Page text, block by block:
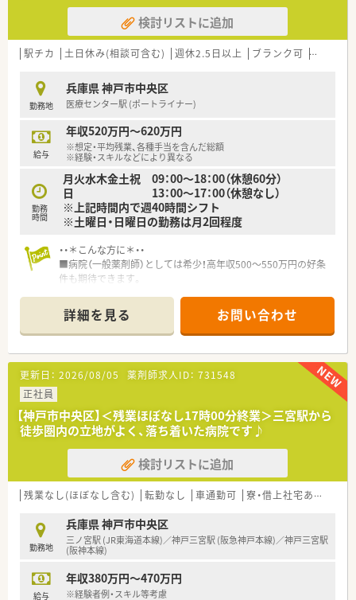
てやさしさと誠実さをモットーに運営しています。
■調剤事業だけでなく介護福祉用具のレンタルや販売事業も手
掛けており、企業としての安定性が高い会社です。
■薬剤師や事務員が働く環境を最優先に考え、人員配置を手厚く
【求人情報について】
■正社員としてご勤務いただける方を募集しており、ご経験やス
キルを考慮して年収520万円までご提示可能です。
■年間休日は120日程度しっかりと確保されており、週休2日制
でプライベートの時間を大切にしながら働けます。
■年に1回の昇給と年に2回の賞与支給が設けられており、日々
の頑張りがしっかりと収入に反映される環境です。
【想定される業務内容】
■精神科や心療内科の処方箋に基づく丁寧な調剤と監査、および
■近隣店舗との掛け持ち勤務を通じて幅広い科目の処方箋に触
れ、薬剤師としての対応力を総合的に高めていただきます。
■薬剤師だけでなく栄養士や調剤アシスタントと連携し、多方面
から患者様の健康を支える業務にも携わります。
検討リストに追加
駅チカ 土日休み(相談可含む) 週休2.5日以上 ブランク可 転勤なし
勤務地
兵庫県 神戸市中央区
医療センター駅 (ポートライナー)
給与
年収520万円～620万円
※想定・平均残業、各種手当を含んだ総額
※経験・スキルなどにより異なる
勤務
時間
月火水木金土祝 09：00～18：00（休憩60分）
日 13：00～17：00（休憩なし）
※上記時間内で週40時間シフト
※土曜日・日曜日の勤務は月2回程度
・・＊こんな方に＊・・
■病院（一般薬剤師）としては希少！高年収500～550万円の好条
件も期待できます。
病院未経験の方やブランクのある方も無理なくご勤務いただけ
ます。
■18時終了で残業少なめ！お仕事帰りに三宮でショッピングや
習い事も可能です♪
・・＊病院の特徴＊・・
的な病院です。
■最寄駅からすぐの好立地で通勤も便利です。
■2013年・2016年と二度にわたり増床され、ロビーや各施設内
も明るくキレイな環境です。
・・＊業務内容＊・・
■関節関連の手術がメイン（年間3,000件ほど）の医療機関で、処
調剤、指導、監査、払い出し、持参薬鑑別、病棟常備薬品補充、麻
薬処理がメインで複雑な業務は発生いたしません。
■退院された後はグループ又は提携先のクリニックでリハビリ
■緊急オペは無く全て予約でスケジュールを組んでいる為、イレ
ギュラーな業務が発生するケースも少なく計画的に業務をおこ
詳細を見る お問い合わせ
更新日： 2026/08/05 薬剤師求人ID： 731548
正社員
【神戸市中央区】＜残業ほぼなし17時00分終業＞三宮駅から
徒歩圏内の立地がよく、落ち着いた病院です♪
検討リストに追加
残業なし(ほぼなし含む) 転勤なし 車通勤可 寮・借上社宅あり
勤務地
兵庫県 神戸市中央区
三ノ宮駅 (JR東海道本線)／神戸三宮駅 (阪急神戸本線)／神戸三宮駅
(阪神本線)
給与
年収380万円～470万円
※経験者例・スキル等考慮